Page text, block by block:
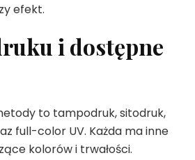
efekt.
i dostępne
to tampodruk, sitodruk,
full-color UV. Każda ma inne
kolorów i trwałości.